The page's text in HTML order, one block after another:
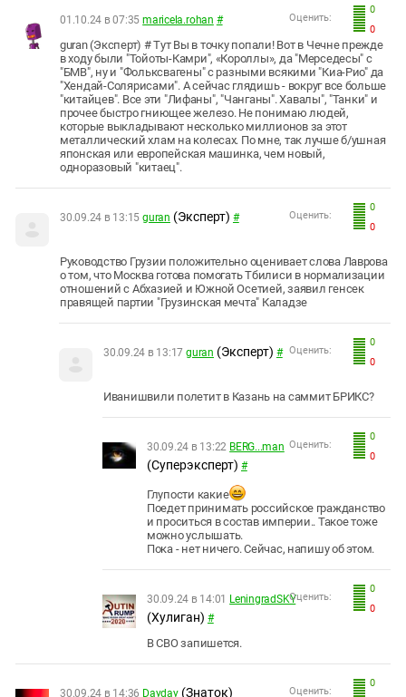
0
0
Оценить:
01.10.24 в 07:35 maricela.rohan #
guran (Эксперт) # Тут Вы в точку попали! Вот в Чечне прежде
в ходу были "Тойоты-Камри", «Короллы», да "Мерседесы" с
"БМВ", ну и "Фольксвагены" с разными всякими "Киа-Рио" да
"Хендай-Солярисами". А сейчас глядишь - вокруг все больше
"китайцев". Все эти "Лифаны", "Чанганы". Хавалы", "Танки" и
прочее быстро гниющее железо. Не понимаю людей,
которые выкладывают несколько миллионов за этот
металлический хлам на колесах. По мне, так лучше б/ушная
японская или европейская машинка, чем новый,
одноразовый "китаец".
0
0
Оценить:
30.09.24 в 13:15 guran (Эксперт) #
Руководство Грузии положительно оценивает слова Лаврова
о том, что Москва готова помогать Тбилиси в нормализации
отношений с Абхазией и Южной Осетией, заявил генсек
правящей партии "Грузинская мечта" Каладзе
0
0
Оценить:
30.09.24 в 13:17 guran (Эксперт) #
Иванишвили полетит в Казань на саммит БРИКС?
0
0
Оценить:
30.09.24 в 13:22 BERG...man
(Суперэксперт) #
Глупости какие
Поедет принимать российское гражданство
и проситься в состав империи.. Такое тоже
можно услышать.
Пока - нет ничего. Сейчас, напишу об этом.
0
0
Оценить:
30.09.24 в 14:01 LeningradSKY
(Хулиган) #
В СВО запишется.
0
Оценить:
30.09.24 в 14:36 Dayday (Знаток)